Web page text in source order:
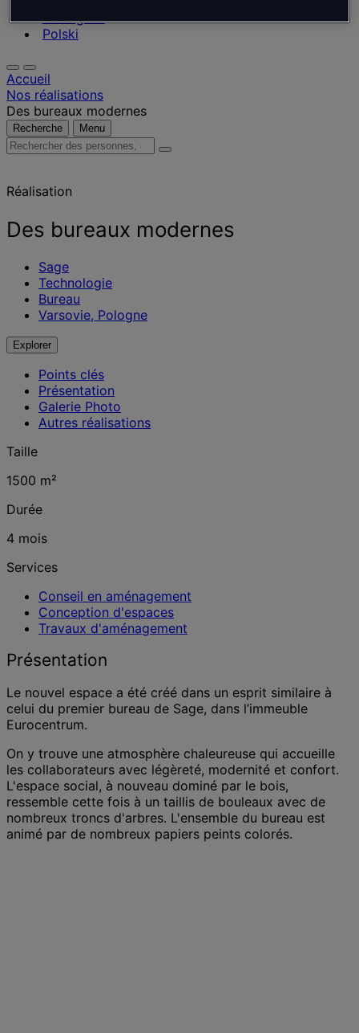
Português
Polski
Accueil
Nos réalisations
Des bureaux modernes
Recherche Menu
Rechercher
des
des
actualités
des
informations
Réalisation
Des bureaux modernes
Sage
Technologie
Bureau
Varsovie, Pologne
Explorer
Points clés
Présentation
Galerie Photo
Autres réalisations
Taille
1500 m²
Durée
4 mois
Services
Conseil en aménagement
Conception d'espaces
Travaux d'aménagement
Présentation
Le nouvel espace a été créé dans un esprit similaire à
celui du premier bureau de Sage, dans l’immeuble
Eurocentrum.
On y trouve une atmosphère chaleureuse qui accueille
les collaborateurs avec légèreté, modernité et confort.
L'espace social, à nouveau dominé par le bois,
ressemble cette fois à un taillis de bouleaux avec de
nombreux troncs d'arbres. L'ensemble du bureau est
animé par de nombreux papiers peints colorés.